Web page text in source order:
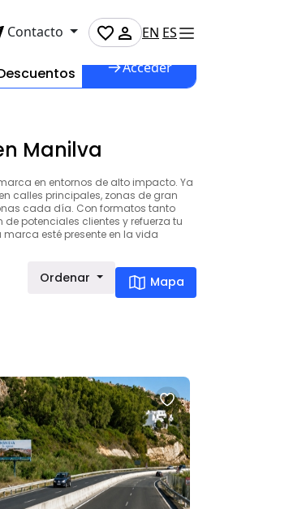
Contacto EN ES
Acceder
Manilva
en entornos de alto impacto. Ya
calles principales, zonas de gran
cada día. Con formatos tanto
potenciales clientes y refuerza tu
esté presente en la vida
Ordenar Mapa